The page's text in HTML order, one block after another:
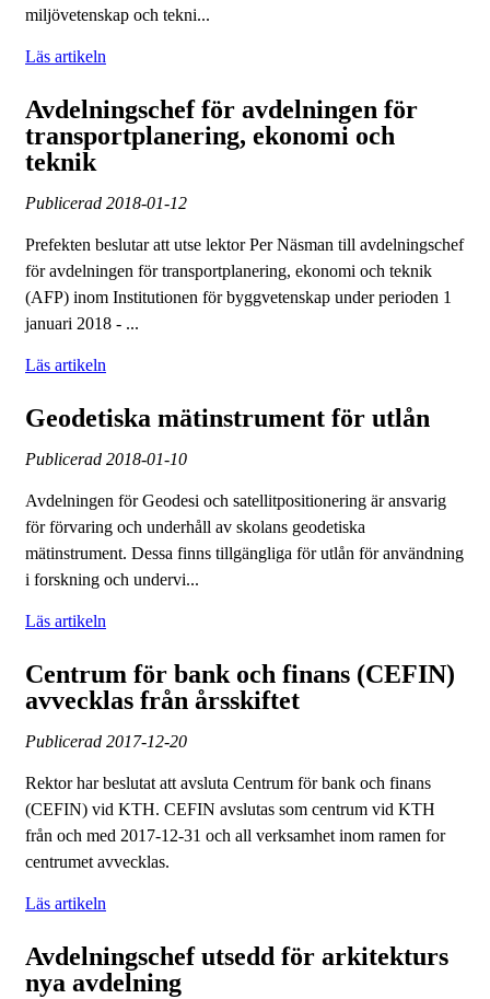
miljövetenskap och tekni...
Läs artikeln
Avdelningschef för avdelningen för
transportplanering, ekonomi och
teknik
Publicerad 2018-01-12
Prefekten beslutar att utse lektor Per Näsman till avdelningschef
för avdelningen för transportplanering, ekonomi och teknik
(AFP) inom Institutionen för byggvetenskap under perioden 1
januari 2018 - ...
Läs artikeln
Geodetiska mätinstrument för utlån
Publicerad 2018-01-10
Avdelningen för Geodesi och satellitpositionering är ansvarig
för förvaring och underhåll av skolans geodetiska
mätinstrument. Dessa finns tillgängliga för utlån för användning
i forskning och undervi...
Läs artikeln
Centrum för bank och finans (CEFIN)
avvecklas från årsskiftet
Publicerad 2017-12-20
Rektor har beslutat att avsluta Centrum för bank och finans
(CEFIN) vid KTH. CEFIN avslutas som centrum vid KTH
från och med 2017-12-31 och all verksamhet inom ramen for
centrumet avvecklas.
Läs artikeln
Avdelningschef utsedd för arkitekturs
nya avdelning